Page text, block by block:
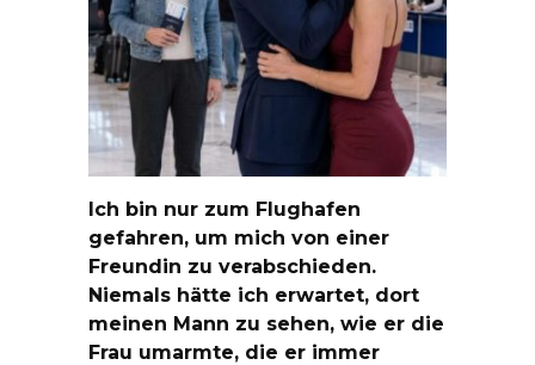
Ich bin nur zum Flughafen
gefahren, um mich von einer
Freundin zu verabschieden.
Niemals hätte ich erwartet, dort
meinen Mann zu sehen, wie er die
Frau umarmte, die er immer